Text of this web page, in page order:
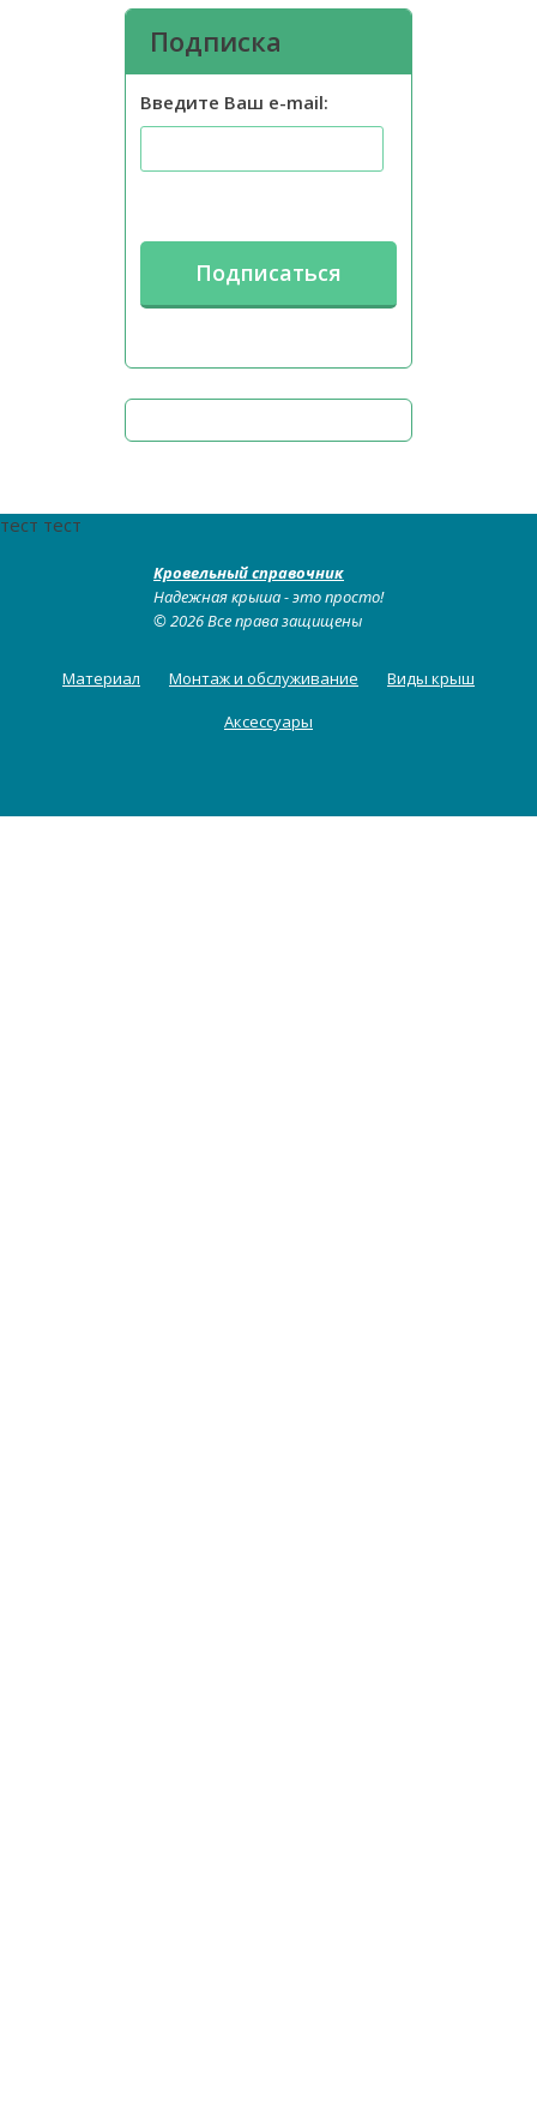
Подписка
Введите Ваш e-mail:
тест тест
Кровельный справочник
Надежная крыша - это просто!
© 2026 Все права защищены
Материал Монтаж и обслуживание
Виды крыш
Аксессуары